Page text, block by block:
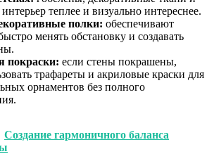
теплее и визуально интереснее.
полки: обеспечивают
менять обстановку и создавать
покраски: если стены покрашены,
трафареты и акриловые краски для
орнаментов без полного
Создание гармоничного баланса